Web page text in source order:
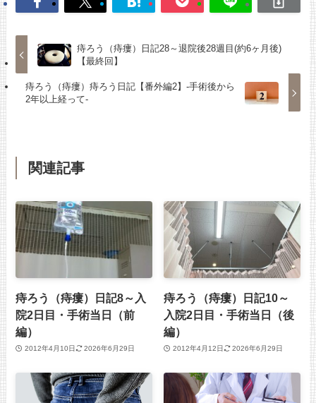
痔ろう（痔瘻）日記28～退院後28週目(約6ヶ月後)
【最終回】
痔ろう（痔瘻）痔ろう日記【番外編2】-手術後から
2年以上経って-
関連記事
痔ろう（痔瘻）日記8～入
院2日目・手術当日（前
編）
2012年4月10日 2026年6月29日
痔ろう（痔瘻）日記10～
入院2日目・手術当日（後
編）
2012年4月12日 2026年6月29日